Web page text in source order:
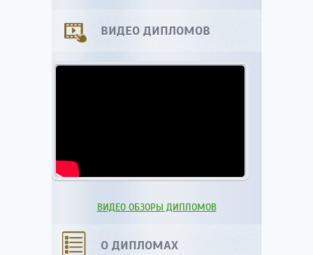
ВИДЕО ДИПЛОМОВ
ВИДЕО ОБЗОРЫ ДИПЛОМОВ
О ДИПЛОМАХ